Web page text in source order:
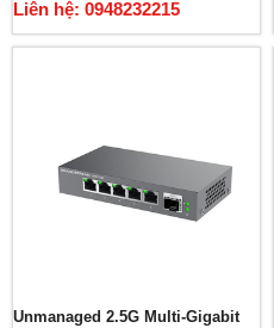
Liên hệ: 0948232215
Unmanaged 2.5G Multi-Gigabit